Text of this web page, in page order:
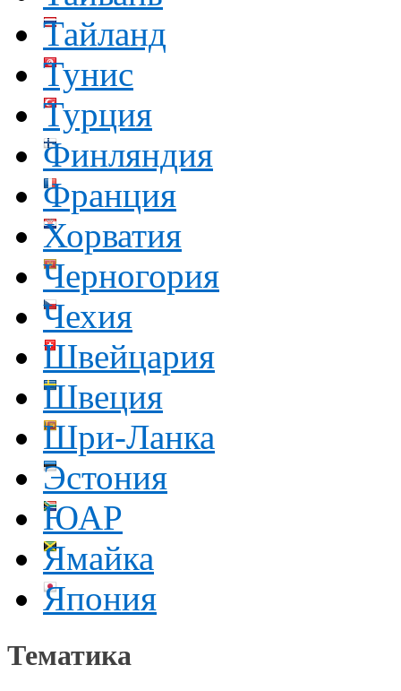
Тайланд
Тунис
Турция
Финляндия
Франция
Хорватия
Черногория
Чехия
Швейцария
Швеция
Шри-Ланка
Эстония
ЮАР
Ямайка
Япония
Тематика